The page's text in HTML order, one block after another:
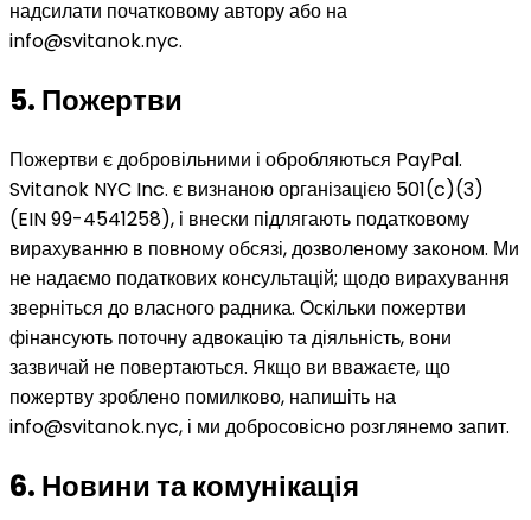
надсилати початковому автору або на
info@svitanok.nyc.
5. Пожертви
Пожертви є добровільними і обробляються PayPal.
Svitanok NYC Inc. є визнаною організацією 501(c)(3)
(EIN 99-4541258), і внески підлягають податковому
вирахуванню в повному обсязі, дозволеному законом. Ми
не надаємо податкових консультацій; щодо вирахування
зверніться до власного радника. Оскільки пожертви
фінансують поточну адвокацію та діяльність, вони
зазвичай не повертаються. Якщо ви вважаєте, що
пожертву зроблено помилково, напишіть на
info@svitanok.nyc, і ми добросовісно розглянемо запит.
6. Новини та комунікація